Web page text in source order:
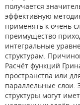
получается
эффективную
применять к очень
преимущество
интегральные
структурам.
Расчёт функций
пространства или
параллельные слои.
структуры могут